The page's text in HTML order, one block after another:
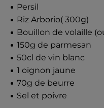
Persil
Riz Arborio( 300g)
Bouillon de volaille
150g de parmesan
50cl de vin blanc
1 oignon jaune
70g de beurre
Sel et poivre